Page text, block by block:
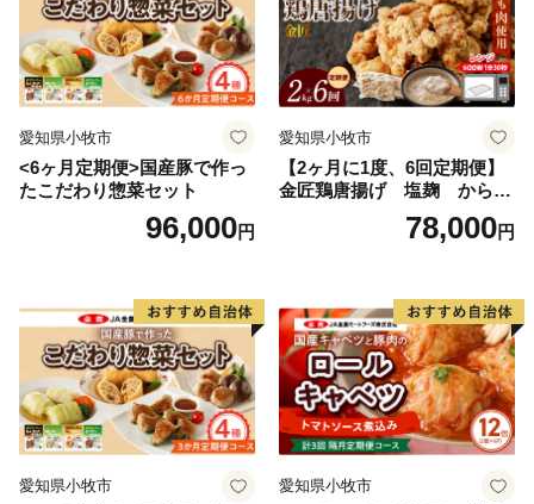
愛知県小牧市
<6ヶ月定期便>国産豚で作っ
たこだわり惣菜セット
96,000円
愛知県小牧市
【2ヶ月に1度、6回定期便】
金匠鶏唐揚げ 塩麹 からあ
78,000円
愛知県小牧市 愛知県小牧市